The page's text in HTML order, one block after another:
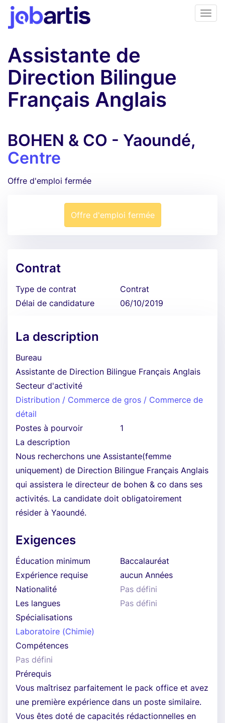
Assistante de
Direction Bilingue
Français Anglais
BOHEN & CO - Yaoundé,
Centre
Offre d'emploi fermée
Offre d'emploi fermée
Contrat
Type de contrat
Contrat
Délai de candidature
06/10/2019
La description
Bureau
Assistante de Direction Bilingue Français Anglais
Secteur d'activité
Distribution / Commerce de gros / Commerce de
détail
Postes à pourvoir
1
La description
Nous recherchons une Assistante(femme
uniquement) de Direction Bilingue Français Anglais
qui assistera le directeur de bohen & co dans ses
activités. La candidate doit obligatoirement
résider à Yaoundé.
Exigences
Éducation minimum
Baccalauréat
Expérience requise
aucun Années
Nationalité
Pas défini
Les langues
Pas défini
Spécialisations
Laboratoire (Chimie)
Compétences
Pas défini
Prérequis
Vous maîtrisez parfaitement le pack office et avez
une première expérience dans un poste similaire.
Vous êtes doté de capacités rédactionnelles en